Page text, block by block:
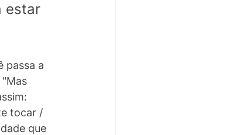
estar
passa a
tocar /
que